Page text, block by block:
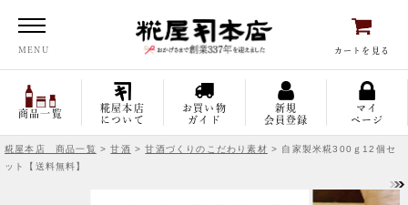
MENU カートを見る
商品一覧
糀屋本店
について
お買い物
ガイド
新規
会員登録
マイ
ページ
糀屋本店 商品一覧 >甘酒 >甘酒づくりのこだわり素材 > 自家製米糀300ｇ12個セ
ット【送料無料】